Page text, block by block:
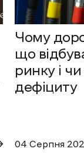
Чому
що
ринку і
дефіциту
04 Cерпня